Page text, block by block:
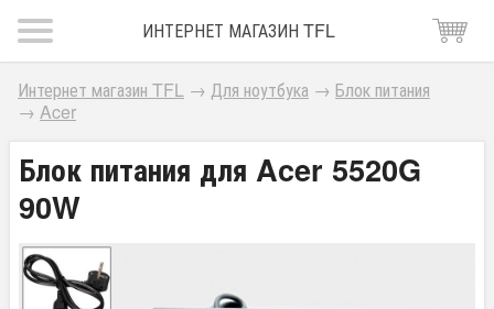
ИНТЕРНЕТ МАГАЗИН TFL
Интернет магазин TFL → Для ноутбука → Блок питания
→ Acer
Блок питания для Acer 5520G
90W